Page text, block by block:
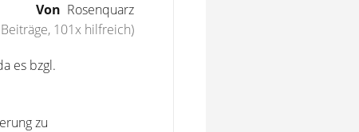
Von Rosenquarz
101x hilfreich)
es bzgl.
zu